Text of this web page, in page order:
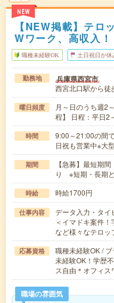
NEW
【NEW掲載】テロ
Wワーク、高収入！
職種未経験OK 土日祝日が休
勤務地 兵庫県西宮市
西宮北口駅から徒
曜日頻度
月～日のうち週2
程】 日程：平日2
時間
9:00～21:00の間
日祝も営業中※大
期間
【急募】最短期
り ※短期・長期
時給 時給1700円
仕事内容
データ入力・タイ
＜イマドキ案件
など様々なテロ
応募資格
職種未経験OK /
未経験OK！学歴
ス自由＊オフィ
職場の雰囲気